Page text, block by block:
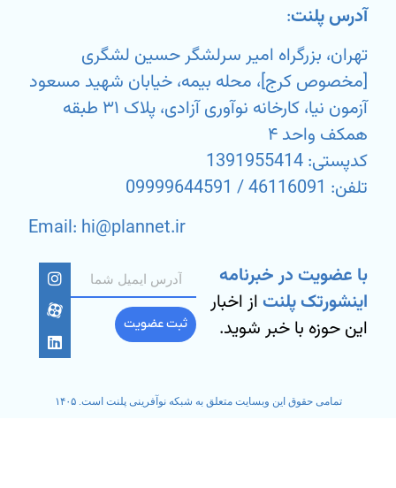
آدرس پلنت:
تهران، بزرگراه امیر سرلشگر حسین لشگری
[مخصوص کرج]، محله بیمه، خیابان شهید مسعود
آزمون نیا، کارخانه نوآوری آزادی، پلاک ۳۱ طبقه
همکف واحد ۴
کدپستی: 1391955414
تلفن: 46116091 / 09999644591
Email: hi@plannet.ir
با عضویت در خبرنامه
اینشورتک پلنتاز اخبار
این حوزه با خبر شوید.
ثبت عضویت
تمامی حقوق این وبسایت متعلق به شبکه نوآفرینی پلنت است. ۱۴۰۵